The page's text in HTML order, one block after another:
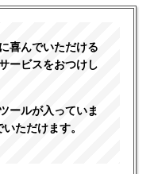
喜んでいただける
ービスをおつけし
ールが入っていま
ただけます。